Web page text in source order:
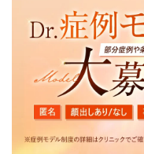
・患者様の閲覧履歴、
【利用目的】
TCBグループは取
す。
・クリニックの来院
連商品の販売、アフ
対応等のサービス提